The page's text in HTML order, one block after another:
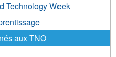
Technology Week
aux TNO